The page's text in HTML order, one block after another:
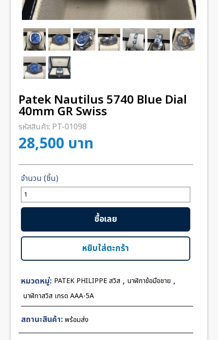
Patek Nautilus 5740 Blue Dial
40mm GR Swiss
รหัสสินค้า: PT-01098
28,500 บาท
จำนวน
Patek
Nautilus
Blue
40mm
Swiss
ชิ้น
หยิบใส่ตะกร้า
ซื้อเลย
หมวดหมู่: PATEK PHILIPPE สวิส , นาฬิกาข้อมือชาย ,
นาฬิกาสวิส เกรด AAA-5A
สถานะสินค้า:พร้อมส่ง